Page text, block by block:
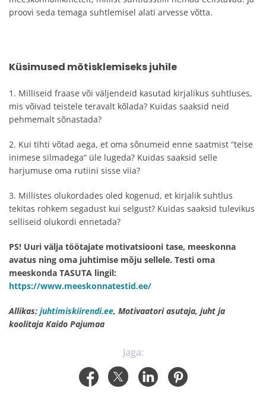
proovi seda temaga suhtlemisel alati arvesse võtta.
Küsimused mõtisklemiseks juhile
1. Milliseid fraase või väljendeid kasutad kirjalikus suhtluses,
mis võivad teistele teravalt kõlada? Kuidas saaksid neid
pehmemalt sõnastada?
2. Kui tihti võtad aega, et oma sõnumeid enne saatmist “teise
inimese silmadega” üle lugeda? Kuidas saaksid selle
harjumuse oma rutiini sisse viia?
3. Millistes olukordades oled kogenud, et kirjalik suhtlus
tekitas rohkem segadust kui selgust? Kuidas saaksid tulevikus
selliseid olukordi ennetada?
PS! Uuri välja töötajate motivatsiooni tase, meeskonna
avatus ning oma juhtimise mõju sellele. Testi oma
meeskonda TASUTA lingil:
https://www.meeskonnatestid.ee/
Allikas: juhtimiskiirendi.ee, Motivaatori asutaja, juht ja
koolitaja Kaido Pajumaa
Jaga: